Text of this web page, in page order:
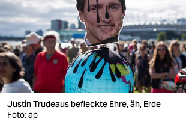
nord
wahrheit
verlag
verlag
veranstaltungen
Justin Trudeaus befleckte Ehre, äh, Erde
Foto: ap